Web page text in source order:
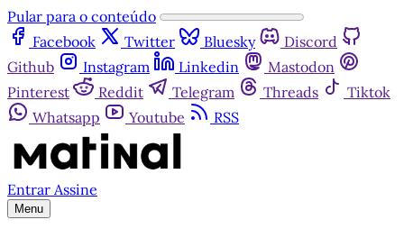
Pular para o conteúdo
Facebook
Twitter Bluesky
Discord
Github
Instagram Linkedin
Mastodon
Pinterest
Reddit Telegram Threads
Tiktok
Whatsapp
Youtube RSS
Entrar Assine
Menu